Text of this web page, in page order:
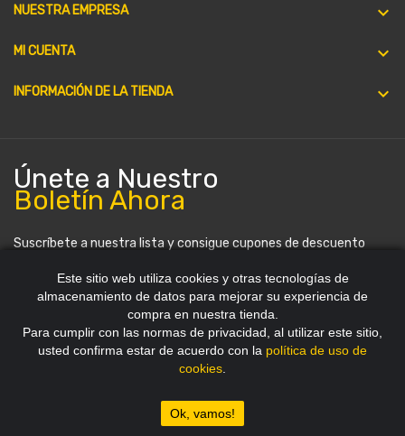
NUESTRA EMPRESA 
MI CUENTA 
INFORMACIÓN DE LA TIENDA keyboard_arrow_down
Este sitio web utiliza cookies y otras tecnologías de
almacenamiento de datos para mejorar su experiencia de
compra en nuestra tienda.
Para cumplir con las normas de privacidad, al utilizar este sitio,
usted confirma estar de acuerdo con la política de uso de
cookies
Ok, vamos!
Únete a Nuestro
Boletín Ahora
Suscríbete a nuestra lista y consigue cupones de descuento